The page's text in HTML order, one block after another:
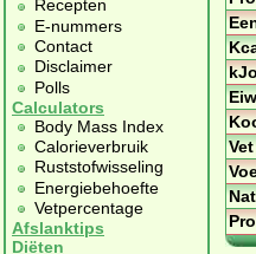
Recepten
E-nummers
Contact
Disclaimer
Polls
Calculators
Body Mass Index
Calorieverbruik
Ruststofwisseling
Energiebehoefte
Vetpercentage
Afslanktips
Diëten
Vet